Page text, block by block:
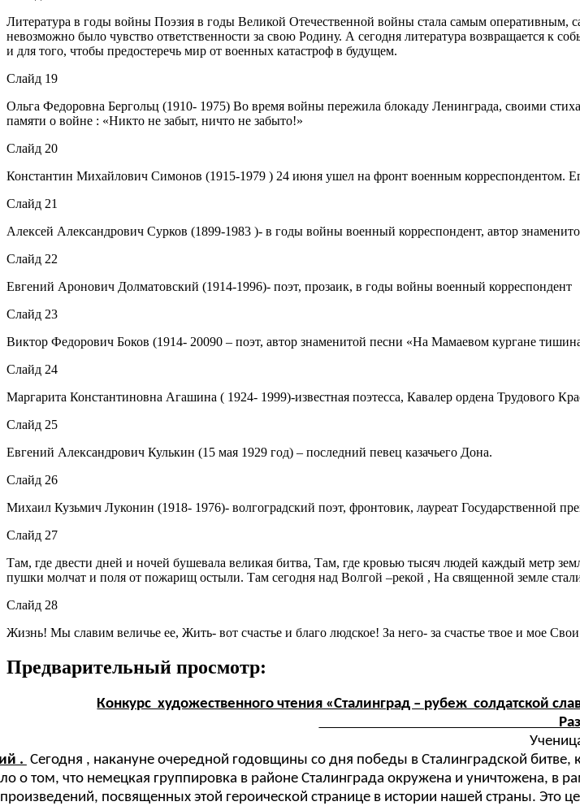
Литература в годы войны Поэзия в годы Великой Отечественной войны стала самым оперативным,
невозможно было чувство ответственности за свою Родину. А сегодня литература возвращается к
и для того, чтобы предостеречь мир от военных катастроф в будущем.
Слайд 19
Ольга Федоровна Бергольц (1910- 1975) Во время войны пережила блокаду Ленинграда, своими
памяти о войне : «Никто не забыт, ничто не забыто!»
Слайд 20
Константин Михайлович Симонов (1915-1979 ) 24 июня ушел на фронт военным корреспондентом.
Слайд 21
Алексей Александрович Сурков (1899-1983 )- в годы войны военный корреспондент, автор
Слайд 22
Евгений Аронович Долматовский (1914-1996)- поэт, прозаик, в годы войны военный корреспондент
Слайд 23
Виктор Федорович Боков (1914- 20090 – поэт, автор знаменитой песни «На Мамаевом кургане
Слайд 24
Маргарита Константиновна Агашина ( 1924- 1999)-известная поэтесса, Кавалер ордена Трудового
Слайд 25
Евгений Александрович Кулькин (15 мая 1929 год) – последний певец казачьего Дона.
Слайд 26
Михаил Кузьмич Луконин (1918- 1976)- волгоградский поэт, фронтовик, лауреат Государственной
Слайд 27
Там, где двести дней и ночей бушевала великая битва, Там, где кровью тысяч людей каждый метр
пушки молчат и поля от пожарищ остыли. Там сегодня над Волгой –рекой , На священной земле
Слайд 28
Жизнь! Мы славим величье ее, Жить- вот счастье и благо людское! За него- за счастье твое и мое
Предварительный просмотр:
Конкурс художественного чтения «Сталинград – рубеж солдатской
Разработала и
Ученица 9 класса
. Сегодня , накануне очередной годовщины со дня победы в Сталинградской
о том, что немецкая группировка в районе Сталинграда окружена и уничтожена, в
посвященных этой героической странице в истории нашей страны.